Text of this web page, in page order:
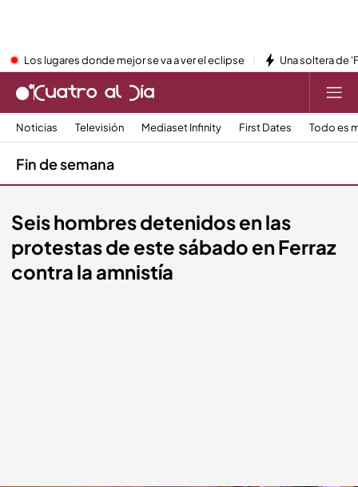
Los lugares donde mejor se va a ver el eclipse Una soltera de
Noticias Televisión Mediaset Infinity First Dates Todo es
Fin de semana
Seis hombres detenidos en las
protestas de este sábado en Ferraz
contra la amnistía